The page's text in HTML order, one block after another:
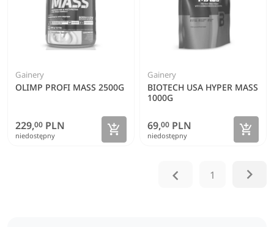
Gainery
OLIMP PROFI MASS 2500G
229,00 PLN
niedostępny  Zobacz szczegóły
Gainery
BIOTECH USA HYPER MASS
1000G
69,00 PLN
niedostępny 
 1 